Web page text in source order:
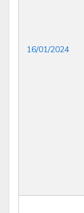
16/01/2024